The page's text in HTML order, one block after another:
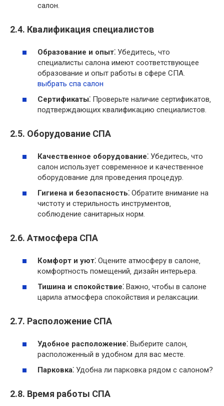
салон.
2.4. Квалификация специалистов
Образование и опыт⁚ Убедитесь‚ что
специалисты салона имеют соответствующее
образование и опыт работы в сфере СПА.
выбрать спа салон
Сертификаты⁚ Проверьте наличие сертификатов‚
подтверждающих квалификацию специалистов.
2.5. Оборудование СПА
Качественное оборудование⁚ Убедитесь‚ что
салон использует современное и качественное
оборудование для проведения процедур.
Гигиена и безопасность⁚ Обратите внимание на
чистоту и стерильность инструментов‚
соблюдение санитарных норм.
2.6. Атмосфера СПА
Комфорт и уют⁚ Оцените атмосферу в салоне‚
комфортность помещений‚ дизайн интерьера.
Тишина и спокойствие⁚ Важно‚ чтобы в салоне
царила атмосфера спокойствия и релаксации.
2.7. Расположение СПА
Удобное расположение⁚ Выберите салон‚
расположенный в удобном для вас месте.
Парковка⁚ Удобна ли парковка рядом с салоном?
2.8. Время работы СПА